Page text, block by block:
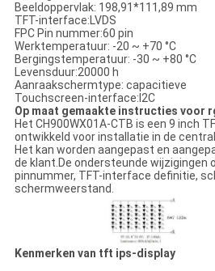
Beeldoppervlak: 198,91*111,89 mm
TFT-interface:LVDS
FPC Pin nummer:60 pin
Werktemperatuur: -20 ~ +70 °C
Bergingstemperatuur: -30 ~ +80 °C
Levensduur:20000 h
Aanraakschermtype: capacitieve
Touchscreen-interface:I2C
Op maat gemaakte instructies voor
Het CH900WX01A-CTB is een 9 inch
ontwikkeld voor installatie in de
Het kan worden aangepast en
de klant.De ondersteunde wijzigingen
pinnummer, TFT-interface definitie,
schermweerstand.
Kenmerken van tft ips-display